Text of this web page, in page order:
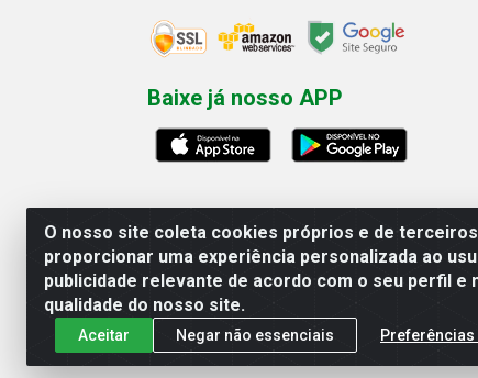
O nosso site coleta cookies próprios e de
proporcionar uma experiência personalizada ao
publicidade relevante de acordo com o seu perfil e
qualidade do nosso site.
Aceitar Negar não essenciais Preferências
Baixe já nosso APP
Linhavix Distribuidora LTDA -